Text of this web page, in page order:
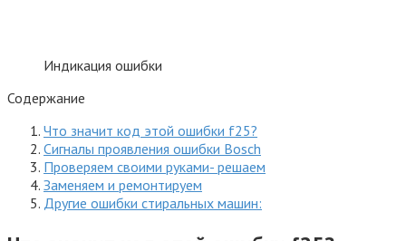
Индикация ошибки
Содержание
Что значит код этой ошибки f25?
Сигналы проявления ошибки Bosсh
Проверяем своими руками- решаем
Заменяем и ремонтируем
Другие ошибки стиральных машин: